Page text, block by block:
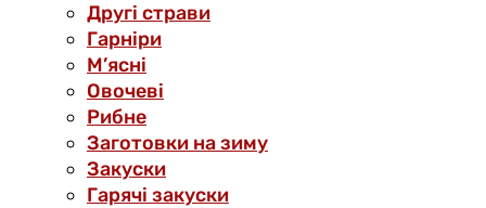
Другі страви
Гарніри
М’ясні
Овочеві
Рибне
Заготовки на зиму
Закуски
Гарячі закуски